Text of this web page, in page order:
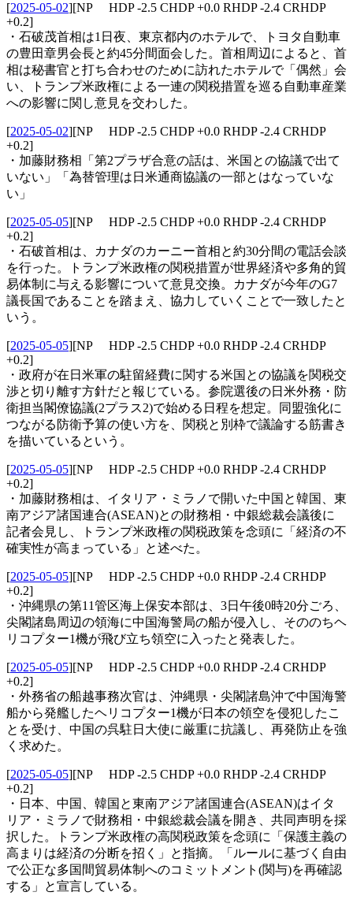
[2025-05-02][NP HDP -2.5 CHDP +0.0 RHDP -2.4 CRHDP
+0.2]
・石破茂首相は1日夜、東京都内のホテルで、トヨタ自動車
の豊田章男会長と約45分間面会した。首相周辺によると、首
相は秘書官と打ち合わせのために訪れたホテルで「偶然」会
い、トランプ米政権による一連の関税措置を巡る自動車産業
への影響に関し意見を交わした。
[2025-05-02][NP HDP -2.5 CHDP +0.0 RHDP -2.4 CRHDP
+0.2]
・加藤財務相「第2プラザ合意の話は、米国との協議で出て
いない」「為替管理は日米通商協議の一部とはなっていな
い」
[2025-05-05][NP HDP -2.5 CHDP +0.0 RHDP -2.4 CRHDP
+0.2]
・石破首相は、カナダのカーニー首相と約30分間の電話会談
を行った。トランプ米政権の関税措置が世界経済や多角的貿
易体制に与える影響について意見交換。カナダが今年のG7
議長国であることを踏まえ、協力していくことで一致したと
いう。
[2025-05-05][NP HDP -2.5 CHDP +0.0 RHDP -2.4 CRHDP
+0.2]
・政府が在日米軍の駐留経費に関する米国との協議を関税交
渉と切り離す方針だと報じている。参院選後の日米外務・防
衛担当閣僚協議(2プラス2)で始める日程を想定。同盟強化に
つながる防衛予算の使い方を、関税と別枠で議論する筋書き
を描いているという。
[2025-05-05][NP HDP -2.5 CHDP +0.0 RHDP -2.4 CRHDP
+0.2]
・加藤財務相は、イタリア・ミラノで開いた中国と韓国、東
南アジア諸国連合(ASEAN)との財務相・中銀総裁会議後に
記者会見し、トランプ米政権の関税政策を念頭に「経済の不
確実性が高まっている」と述べた。
[2025-05-05][NP HDP -2.5 CHDP +0.0 RHDP -2.4 CRHDP
+0.2]
・沖縄県の第11管区海上保安本部は、3日午後0時20分ごろ、
尖閣諸島周辺の領海に中国海警局の船が侵入し、そののちヘ
リコプター1機が飛び立ち領空に入ったと発表した。
[2025-05-05][NP HDP -2.5 CHDP +0.0 RHDP -2.4 CRHDP
+0.2]
・外務省の船越事務次官は、沖縄県・尖閣諸島沖で中国海警
船から発艦したヘリコプター1機が日本の領空を侵犯したこ
とを受け、中国の呉駐日大使に厳重に抗議し、再発防止を強
く求めた。
[2025-05-05][NP HDP -2.5 CHDP +0.0 RHDP -2.4 CRHDP
+0.2]
・日本、中国、韓国と東南アジア諸国連合(ASEAN)はイタ
リア・ミラノで財務相・中銀総裁会議を開き、共同声明を採
択した。トランプ米政権の高関税政策を念頭に「保護主義の
高まりは経済の分断を招く」と指摘。「ルールに基づく自由
で公正な多国間貿易体制へのコミットメント(関与)を再確認
する」と宣言している。